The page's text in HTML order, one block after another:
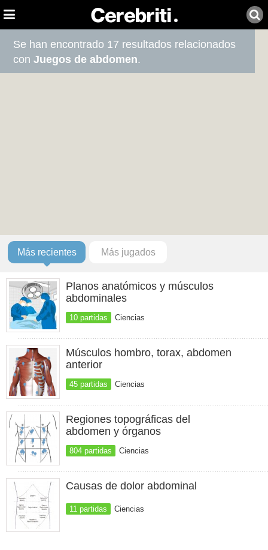
Se han encontrado 17 resultados relacionados
conJuegos de abdomen.
Más recientes Más jugados
Planos anatómicos y músculos
abdominales
10 partidas Ciencias
Músculos hombro, torax, abdomen
anterior
45 partidas Ciencias
Regiones topográficas del
abdomen y órganos
804 partidas Ciencias
Causas de dolor abdominal
11 partidas Ciencias